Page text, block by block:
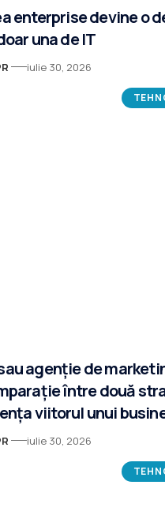
enterprise devine o
una de IT
iulie 30, 2026
agenție de
între două
viitorul unui
iulie 30, 2026